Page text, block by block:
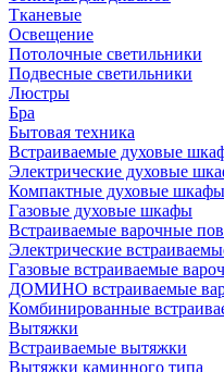
Тканевые
Освещение
Потолочные светильники
Подвесные светильники
Люстры
Бра
Бытовая техника
Встраиваемые духовые
Электрические духовые
Компактные духовые шкафы
Газовые духовые шкафы
Встраиваемые варочные
Электрические
Газовые встраиваемые
ДОМИНО встраиваемые
Комбинированные
Вытяжки
Встраиваемые вытяжки
Вытяжки каминного типа